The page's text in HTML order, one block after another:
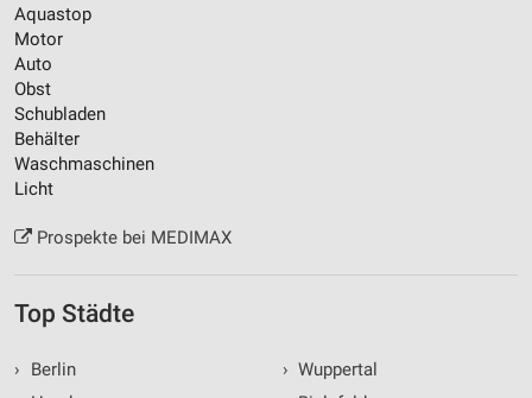
Aquastop
Motor
Auto
Obst
Schubladen
Behälter
Waschmaschinen
Licht
Prospekte bei MEDIMAX
Top Städte
›
Berlin
› Wuppertal